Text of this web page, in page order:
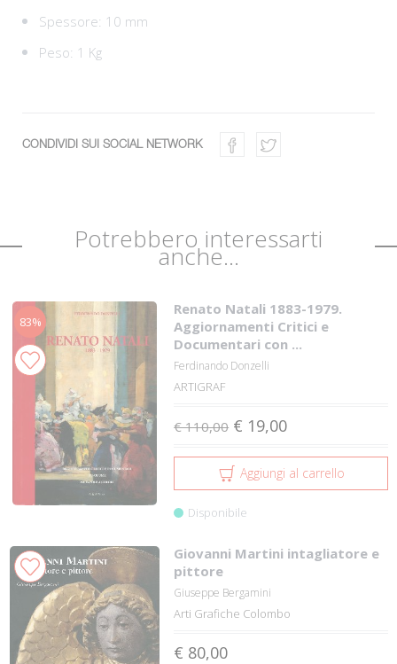
Spessore: 10 mm
Peso: 1 Kg
CONDIVIDI SUI SOCIAL NETWORK
Potrebbero interessarti
anche...
83%
Renato Natali 1883-1979.
Aggiornamenti Critici e
Documentari con ...
Ferdinando Donzelli
ARTIGRAF
€ 110,00 € 19,00
Aggiungi al carrello
Disponibile
Giovanni Martini intagliatore e
pittore
Giuseppe Bergamini
Arti Grafiche Colombo
€ 80,00